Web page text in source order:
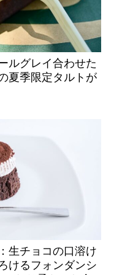
ルグレイ合わせた
夏季限定タルトが
生チョコの口溶け
けるフォンダンシ